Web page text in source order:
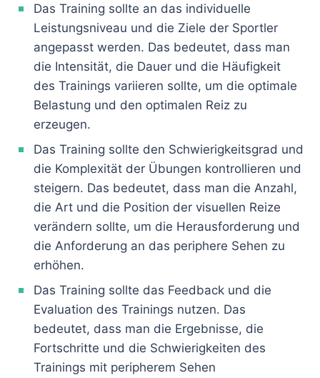
Das Training sollte an das individuelle
Leistungsniveau und die Ziele der Sportler
angepasst werden. Das bedeutet, dass man
die Intensität, die Dauer und die Häufigkeit
des Trainings variieren sollte, um die optimale
Belastung und den optimalen Reiz zu
erzeugen.
Das Training sollte den Schwierigkeitsgrad und
die Komplexität der Übungen kontrollieren und
steigern. Das bedeutet, dass man die Anzahl,
die Art und die Position der visuellen Reize
verändern sollte, um die Herausforderung und
die Anforderung an das periphere Sehen zu
erhöhen.
Das Training sollte das Feedback und die
Evaluation des Trainings nutzen. Das
bedeutet, dass man die Ergebnisse, die
Fortschritte und die Schwierigkeiten des
Trainings mit peripherem Sehen